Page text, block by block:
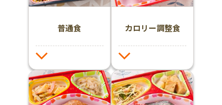
普通食 カロリー調整食